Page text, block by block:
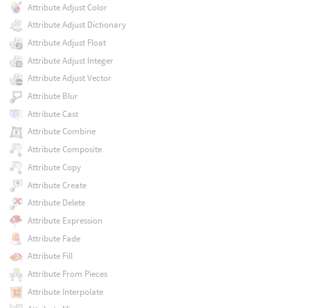
Attribute Adjust Color
Attribute Adjust Dictionary
Attribute Adjust Float
Attribute Adjust Integer
Attribute Adjust Vector
Attribute Blur
Attribute Cast
Attribute Combine
Attribute Composite
Attribute Copy
Attribute Create
Attribute Delete
Attribute Expression
Attribute Fade
Attribute Fill
Attribute From Pieces
Attribute Interpolate